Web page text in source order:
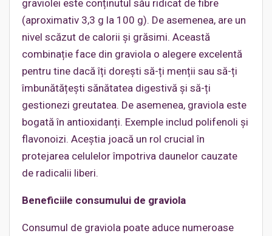
graviolei este conținutul său ridicat de fibre
(aproximativ 3,3 g la 100 g). De asemenea, are un
nivel scăzut de calorii și grăsimi. Această
combinație face din graviola o alegere excelentă
pentru tine dacă îți dorești să-ți menții sau să-ți
îmbunătățești sănătatea digestivă și să-ți
gestionezi greutatea. De asemenea, graviola este
bogată în antioxidanți. Exemple includ polifenoli și
flavonoizi. Aceștia joacă un rol crucial în
protejarea celulelor împotriva daunelor cauzate
de radicalii liberi.
Beneficiile consumului de graviola
Consumul de graviola poate aduce numeroase